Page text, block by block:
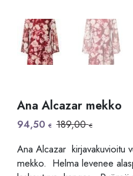
Ana Alcazar mekko
189,00€
Alkuperäinen
hinta
oli:
189,00 €.
94,50€
Nykyinen
hinta
on:
94,50 €.
Ana Alcazar kirjavakuvioitu
mekko. Helma levenee